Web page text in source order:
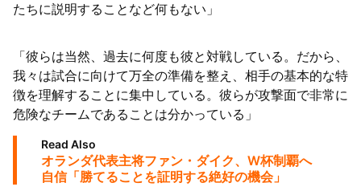
たちに説明することなど何もない」
「彼らは当然、過去に何度も彼と対戦している。だから、
我々は試合に向けて万全の準備を整え、相手の基本的な特
徴を理解することに集中している。彼らが攻撃面で非常に
危険なチームであることは分かっている」
Read Also
オランダ代表主将ファン・ダイク、W杯制覇へ
自信「勝てることを証明する絶好の機会」